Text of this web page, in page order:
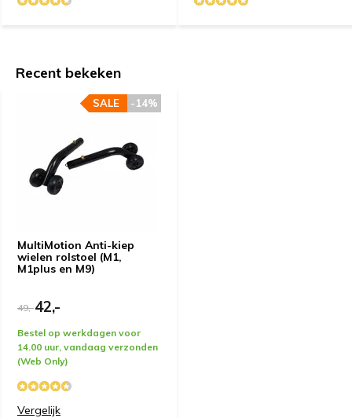
Recent bekeken
MultiMotion Anti-kiep
wielen rolstoel (M1,
M1plus en M9)
-14%
SALE
49,-42,-
Bestel op werkdagen voor
14.00 uur, vandaag verzonden
(Web Only)
Vergelijk